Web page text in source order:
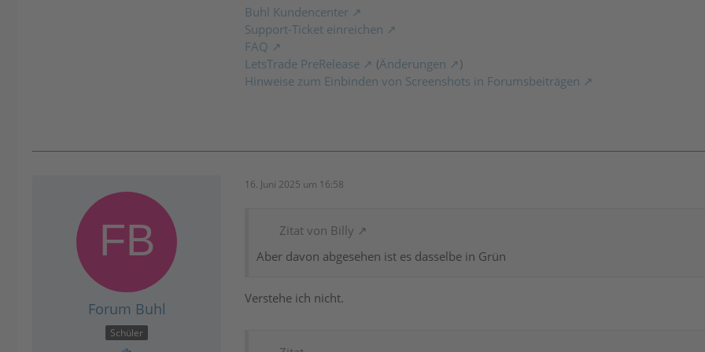
Buhl Kundencenter
Support-Ticket einreichen
FAQ
LetsTrade PreRelease
(Änderungen
)
Hinweise zum Einbinden von Screenshots in Forumsbeiträgen
Forum Buhl
Schüler
16. Juni 2025 um 16:58
Zitat von Billy
Aber davon abgesehen ist es dasselbe in Grün
Verstehe ich nicht.